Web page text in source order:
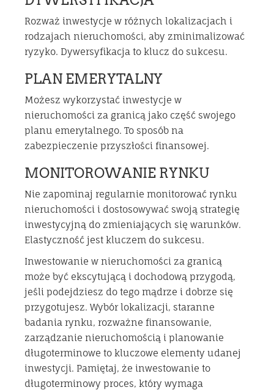
Rozważ inwestycje w różnych lokalizacjach i
rodzajach nieruchomości, aby zminimalizować
ryzyko. Dywersyfikacja to klucz do sukcesu.
PLAN EMERYTALNY
Możesz wykorzystać inwestycje w
nieruchomości za granicą jako część swojego
planu emerytalnego. To sposób na
zabezpieczenie przyszłości finansowej.
MONITOROWANIE RYNKU
Nie zapominaj regularnie monitorować rynku
nieruchomości i dostosowywać swoją strategię
inwestycyjną do zmieniających się warunków.
Elastyczność jest kluczem do sukcesu.
Inwestowanie w nieruchomości za granicą
może być ekscytującą i dochodową przygodą,
jeśli podejdziesz do tego mądrze i dobrze się
przygotujesz. Wybór lokalizacji, staranne
badania rynku, rozważne finansowanie,
zarządzanie nieruchomością i planowanie
długoterminowe to kluczowe elementy udanej
inwestycji. Pamiętaj, że inwestowanie to
długoterminowy proces, który wymaga